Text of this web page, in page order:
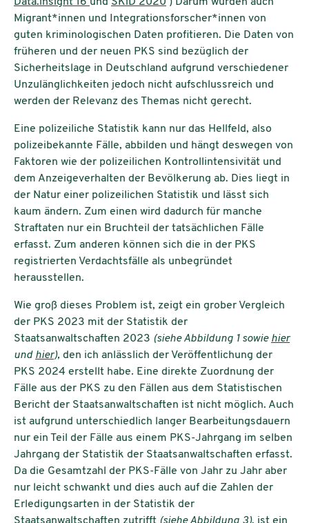
Migrant*innen und Integrationsforscher*innen von
guten kriminologischen Daten profitieren. Die Daten von
früheren und der neuen PKS sind bezüglich der
Sicherheitslage in Deutschland aufgrund verschiedener
Unzulänglichkeiten jedoch nicht aufschlussreich und
werden der Relevanz des Themas nicht gerecht.
Eine polizeiliche Statistik kann nur das Hellfeld, also
polizeibekannte Fälle, abbilden und hängt deswegen von
Faktoren wie der polizeilichen Kontrollintensivität und
dem Anzeigeverhalten der Bevölkerung ab. Dies liegt in
der Natur einer polizeilichen Statistik und lässt sich
kaum ändern. Zum einen wird dadurch für manche
Straftaten nur ein Bruchteil der tatsächlichen Fälle
erfasst. Zum anderen können sich die in der PKS
registrierten Verdachtsfälle als unbegründet
herausstellen.
Wie groß dieses Problem ist, zeigt ein grober Vergleich
der PKS 2023 mit der Statistik der
Staatsanwaltschaften 2023 (siehe Abbildung 1 sowie hier
und hier), den ich anlässlich der Veröffentlichung der
PKS 2024 erstellt habe. Eine direkte Zuordnung der
Fälle aus der PKS zu den Fällen aus dem Statistischen
Bericht der Staatsanwaltschaften ist nicht möglich. Auch
ist aufgrund unterschiedlich langer Bearbeitungsdauern
nur ein Teil der Fälle aus einem PKS-Jahrgang im selben
Jahrgang der Statistik der Staatsanwaltschaften erfasst.
Da die Gesamtzahl der PKS-Fälle von Jahr zu Jahr aber
nur leicht schwankt und dies auch auf die Zahlen der
Erledigungsarten in der Statistik der
Staatsanwaltschaften zutrifft (siehe Abbildung 3), ist ein